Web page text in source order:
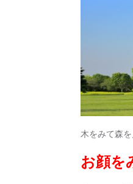
木をみて森を
お顔を